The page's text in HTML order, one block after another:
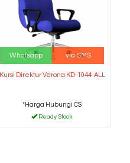
Whatsapp via SMS
Kursi Direktur Verona KD-1044-ALL
*Harga Hubungi CS
Ready Stock